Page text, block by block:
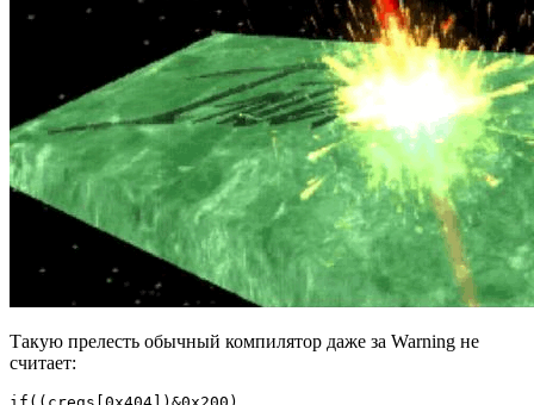
Такую прелесть обычный компилятор даже за Warning не
считает: